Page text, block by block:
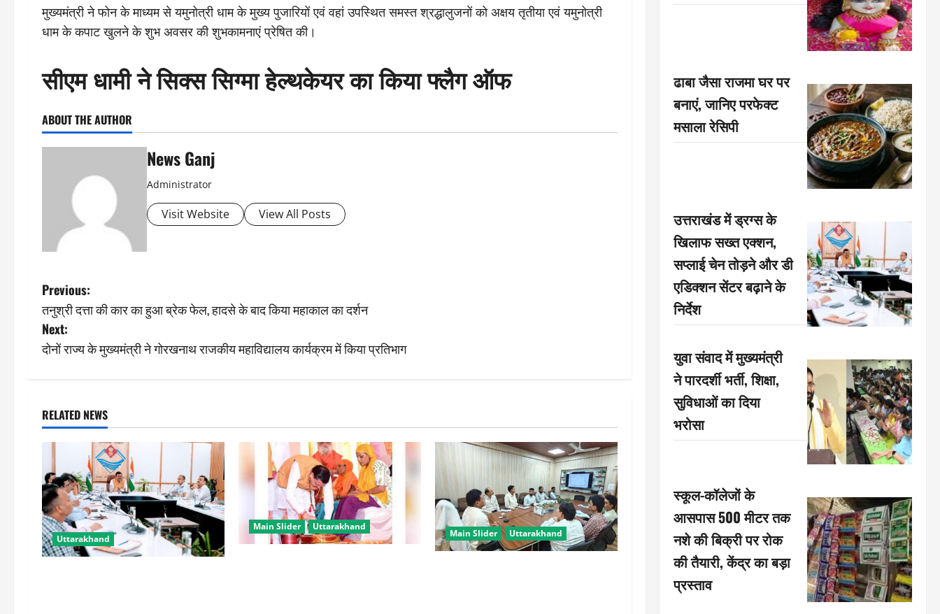
मुख्यमंत्री ने फोन के माध्यम से यमुनोत्री धाम के मुख्य पुजारियों एवं वहां उपस्थित समस्त श्रद्धालुजनों को अक्षय तृतीया एवं यमुनोत्री
धाम के कपाट खुलने के शुभ अवसर की शुभकामनाएं प्रेषित की।
सीएम धामी ने सिक्स सिग्मा हेल्थकेयर का किया फ्लैग ऑफ
ABOUT THE AUTHOR
News Ganj
Administrator
Visit Website View All Posts
P
o
s
n
a
v
i
g
a
Previous:
तनुश्री दत्ता की कार का हुआ ब्रेक फेल, हादसे के बाद किया महाकाल का दर्शन
Next:
दोनों राज्य के मुख्यमंत्री ने गोरखनाथ राजकीय महाविद्यालय कार्यक्रम में किया प्रतिभाग
RELATED NEWS
Uttarakhand
Main Slider Uttarakhand
Main Slider Uttarakhand
ढाबा जैसा राजमा घर पर
बनाएं, जानिए परफेक्ट
मसाला रेसिपी
उत्तराखंड में ड्रग्स के
खिलाफ सख्त एक्शन,
सप्लाई चेन तोड़ने और डी
एडिक्शन सेंटर बढ़ाने के
निर्देश
युवा संवाद में मुख्यमंत्री
ने पारदर्शी भर्ती, शिक्षा,
सुविधाओं का दिया
भरोसा
स्कूल-कॉलेजों के
आसपास 500 मीटर तक
नशे की बिक्री पर रोक
की तैयारी, केंद्र का बड़ा
प्रस्ताव